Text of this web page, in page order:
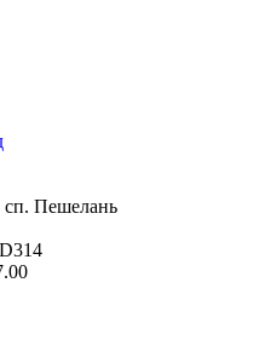
сп. Пешелань